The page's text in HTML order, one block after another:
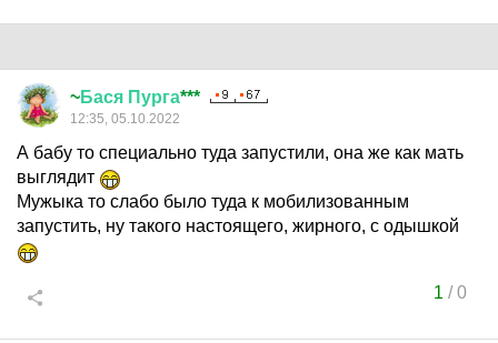
~Бася Пурга***
12:35, 05.10.2022
А бабу то специально туда запустили, она же как мать
выглядит
Мужыка то слабо было туда к мобилизованным
запустить, ну такого настоящего, жирного, с одышкой
1 /0